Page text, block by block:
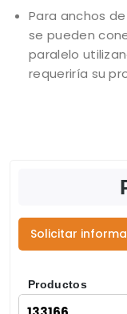
Para anchos
se pueden
paralelo
requeriría su
Solicitar
Productos